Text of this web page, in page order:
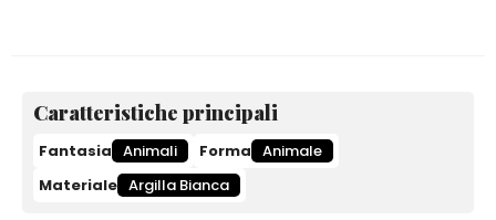
Caratteristiche principali
Fantasia Animali Forma Animale
Materiale Argilla Bianca